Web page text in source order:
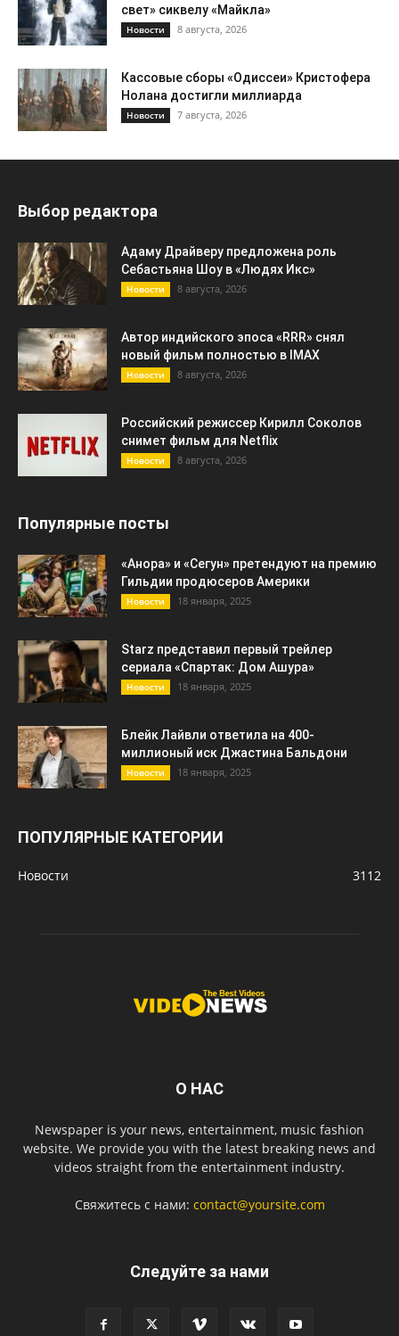
свет» сиквелу «Майкла»
Новости 8 августа, 2026
Кассовые сборы «Одиссеи» Кристофера
Нолана достигли миллиарда
Новости 7 августа, 2026
Выбор редактора
Адаму Драйверу предложена роль
Себастьяна Шоу в «Людях Икс»
Новости 8 августа, 2026
Автор индийского эпоса «RRR» снял
новый фильм полностью в IMAX
Новости 8 августа, 2026
Российский режиссер Кирилл Соколов
снимет фильм для Netflix
Новости 8 августа, 2026
Популярные посты
«Анора» и «Сегун» претендуют на премию
Гильдии продюсеров Америки
Новости 18 января, 2025
Starz представил первый трейлер
сериала «Спартак: Дом Ашура»
Новости 18 января, 2025
Блейк Лайвли ответила на 400-
миллионый иск Джастина Бальдони
Новости 18 января, 2025
ПОПУЛЯРНЫЕ КАТЕГОРИИ
Новости 3112
О НАС
Newspaper is your news, entertainment, music fashion
website. We provide you with the latest breaking news and
videos straight from the entertainment industry.
Свяжитесь с нами: contact@yoursite.com
Следуйте за нами